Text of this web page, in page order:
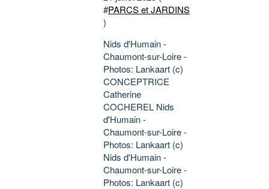
#PARCS et JARDINS
)
Nids d'Humain -
Chaumont-sur-Loire -
Photos: Lankaart (c)
CONCEPTRICE
Catherine
COCHEREL Nids
d'Humain -
Chaumont-sur-Loire -
Photos: Lankaart (c)
Nids d'Humain -
Chaumont-sur-Loire -
Photos: Lankaart (c)